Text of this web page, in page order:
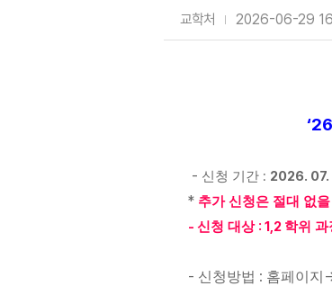
교학처 | 2026-06-29
‘26
- 신청 기간 : 2026. 07.
* 추가 신청은 절대 없
- 신청 대상 : 1,2 학위 과
- 신청방법 : 홈페이지 -